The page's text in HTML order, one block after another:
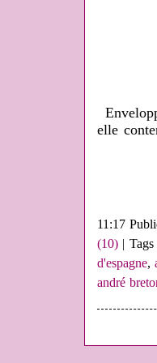
elle
11:17
(10)| Tags
d'espagne,
andré